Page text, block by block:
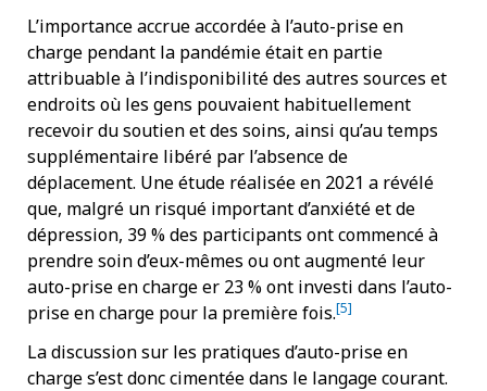
L’importance accrue accordée à l’auto-prise en
charge pendant la pandémie était en partie
attribuable à l’indisponibilité des autres sources et
endroits où les gens pouvaient habituellement
recevoir du soutien et des soins, ainsi qu’au temps
supplémentaire libéré par l’absence de
déplacement. Une étude réalisée en 2021 a révélé
que, malgré un risqué important d’anxiété et de
dépression, 39 % des participants ont commencé à
prendre soin d’eux-mêmes ou ont augmenté leur
auto-prise en charge er 23 % ont investi dans l’auto-
prise en charge pour la première fois.[5]
La discussion sur les pratiques d’auto-prise en
charge s’est donc cimentée dans le langage courant.